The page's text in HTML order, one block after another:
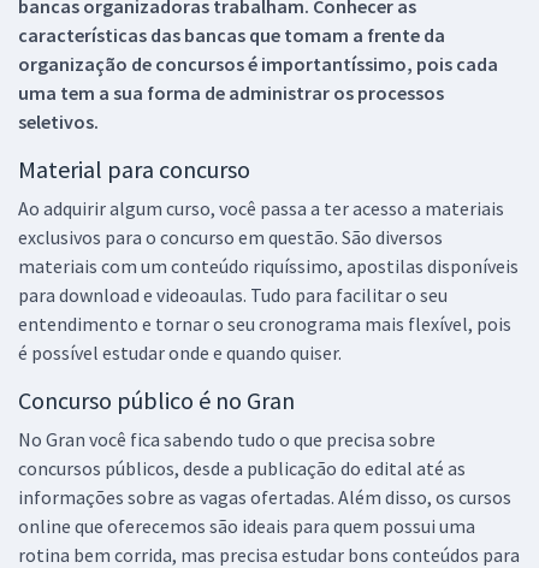
bancas organizadoras trabalham. Conhecer as
características das bancas que tomam a frente da
organização de concursos é importantíssimo, pois cada
uma tem a sua forma de administrar os processos
seletivos.
Material para concurso
Ao adquirir algum curso, você passa a ter acesso a materiais
exclusivos para o concurso em questão. São diversos
materiais com um conteúdo riquíssimo, apostilas disponíveis
para download e videoaulas. Tudo para facilitar o seu
entendimento e tornar o seu cronograma mais flexível, pois
é possível estudar onde e quando quiser.
Concurso público é no Gran
No Gran você fica sabendo tudo o que precisa sobre
concursos públicos, desde a publicação do edital até as
informações sobre as vagas ofertadas. Além disso, os cursos
online que oferecemos são ideais para quem possui uma
rotina bem corrida, mas precisa estudar bons conteúdos para